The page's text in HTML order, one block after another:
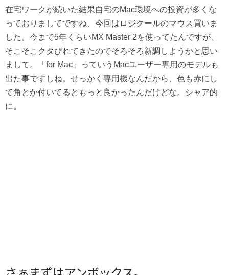
在宅ワークが続いた結果自宅のMac環境への投資が多くな
っておりましてですね、今回はロジクールのマウス買いま
した。今まで5年くらいMX Master 2を使ってたんですが、
そこそこクタびれてきたのでそろそろ新調しようかと思い
まして。「for Mac」っていうMacユーザー専用のモデルも
出た事ですしね。せっかく専用機なんだから、色も赤にし
て角とか付いてるともっと良かったんだけどな。シャア的
に。